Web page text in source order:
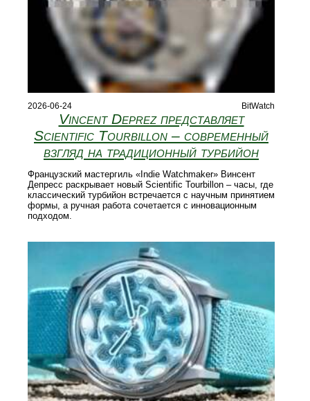
2026-06-24 BitWatch
Vincent Deprez представляет
Scientific Tourbillon – современный
взгляд на традиционный турбийон
Французский мастергиль «Indie Watchmaker» Винсент
Депресс раскрывает новый Scientific Tourbillon – часы, где
классический турбийон встречается с научным принятием
формы, а ручная работа сочетается с инновационным
подходом.